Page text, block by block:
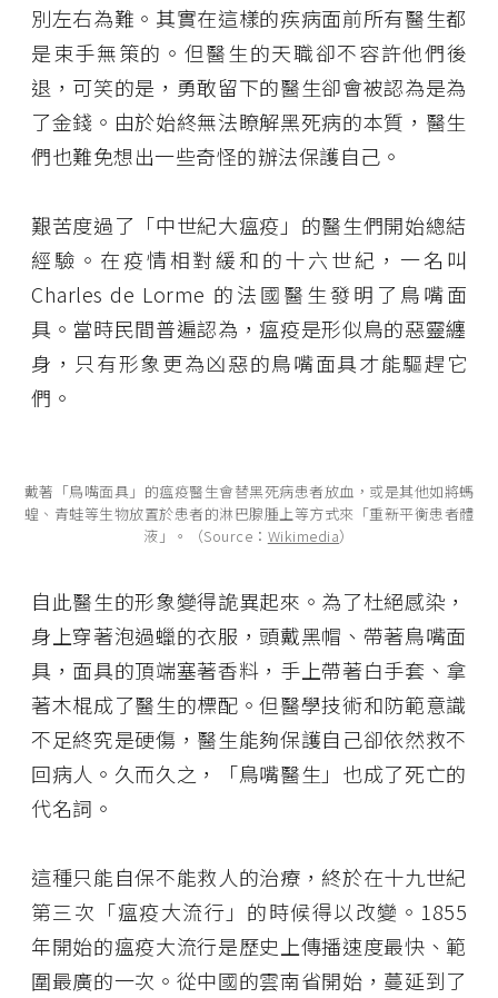
別左右為難。其實在這樣的疾病面前所有醫生都
是束手無策的。但醫生的天職卻不容許他們後
退，可笑的是，勇敢留下的醫生卻會被認為是為
了金錢。由於始終無法瞭解黑死病的本質，醫生
們也難免想出一些奇怪的辦法保護自己。
艱苦度過了「中世紀大瘟疫」的醫生們開始總結
經驗。在疫情相對緩和的十六世紀，一名叫
Charles de Lorme 的法國醫生發明了鳥嘴面
具。當時民間普遍認為，瘟疫是形似鳥的惡靈纏
身，只有形象更為凶惡的鳥嘴面具才能驅趕它
們。
戴著「鳥嘴面具」的瘟疫醫生會替黑死病患者放血，或是其他如將螞
蝗、青蛙等生物放置於患者的淋巴腺腫上等方式來「重新平衡患者體
液」。（Source： Wikimedia）
自此醫生的形象變得詭異起來。為了杜絕感染，
身上穿著泡過蠟的衣服，頭戴黑帽、帶著鳥嘴面
具，面具的頂端塞著香料，手上帶著白手套、拿
著木棍成了醫生的標配。但醫學技術和防範意識
不足終究是硬傷，醫生能夠保護自己卻依然救不
回病人。久而久之，「鳥嘴醫生」也成了死亡的
代名詞。
這種只能自保不能救人的治療，終於在十九世紀
第三次「瘟疫大流行」的時候得以改變。1855
年開始的瘟疫大流行是歷史上傳播速度最快、範
圍最廣的一次。從中國的雲南省開始，蔓延到了